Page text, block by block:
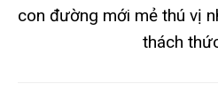
con đường mới mẻ thú vị
thách